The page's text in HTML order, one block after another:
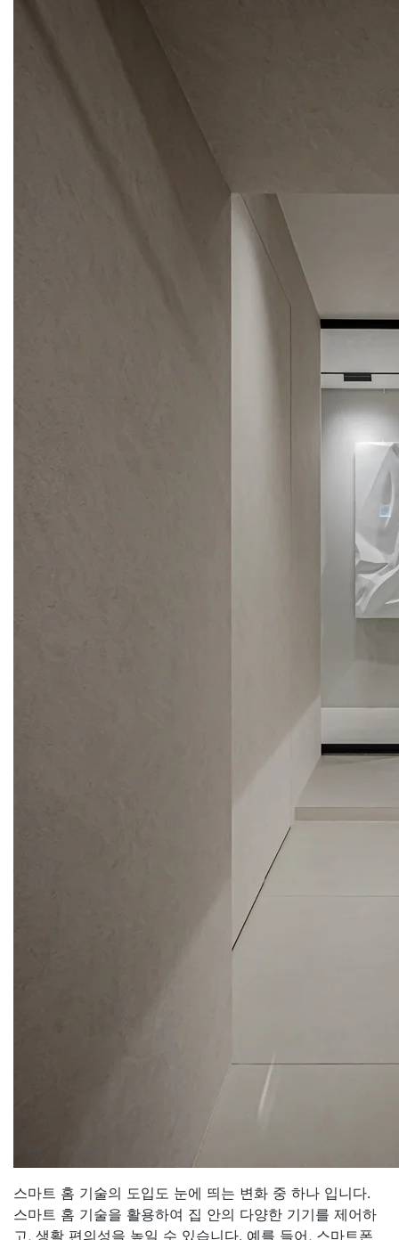
스마트 홈 기술의 도입도 눈에 띄는 변화 중 하나 입니다.
스마트 홈 기술을 활용하여 집 안의 다양한 기기를 제어하
고, 생활 편의성을 높일 수 있습니다. 예를 들어, 스마트폰